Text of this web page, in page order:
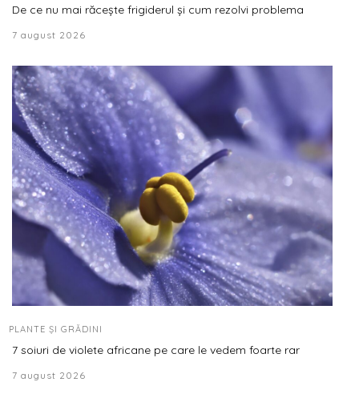
De ce nu mai răcește frigiderul și cum rezolvi problema
7 august 2026
PLANTE ȘI GRĂDINI
7 soiuri de violete africane pe care le vedem foarte rar
7 august 2026